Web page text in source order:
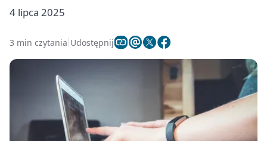
4 lipca 2025
3 min czytania Udostępnij